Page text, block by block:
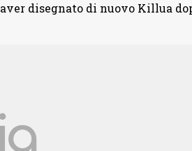
disegnato di nuovo Killua